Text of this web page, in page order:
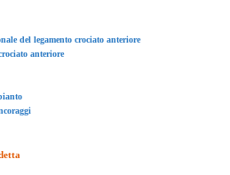
del legamento crociato anteriore
anteriore